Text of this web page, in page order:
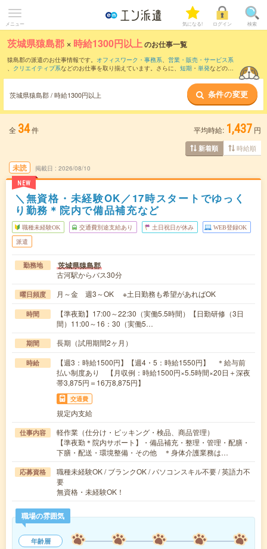
メニュー 気になる! ログイン 検索
茨城県猿島郡 × 時給1300円以上のお仕事一覧
猿島郡の派遣のお仕事情報です。 オフィスワーク・事務系、 営業・販売・サービス系
、 クリエイティブ系などのお仕事を取り揃えています。さらに、 短期 ・ 単発などの期
茨城県猿島郡 / 時給1300円以上 条件の変更
全 34件 平均時給: 1,437 円
新着順 時給順
未読
NEW
掲載日 2026/08/10
＼無資格・未経験OK／17時スタートでゆっく
り勤務＊院内で備品補充など
職種未経験OK 交通費別途支給あり 土日祝日が休み WEB登録OK
派遣
勤務地 茨城県猿島郡
古河駅からバス30分
曜日頻度 月～金 週3～OK ※土日勤務も希望があればOK
時間
【準夜勤】17:00～22:30（実働5.5時間）【日勤研修（3日
間）11:00～16：30（実働5…
期間 長期（試用期間2ヶ月）
時給
【週3：時給1500円】【週4・5：時給1550円】 ＊給与前
払い制度あり 【月収例：時給1500円×5.5時間×20日＋深夜
帯3,875円＝16万8,875円】
交通費
規定内支給
仕事内容
軽作業（仕分け・ピッキング・検品、商品管理）
【準夜勤＊院内サポート】・備品補充・整理・管理・配膳・
下膳・配送・環境整備・その他 ＊身体介護業務は…
応募資格
職種未経験OK / ブランクOK / パソコンスキル不要 / 英語力不
要
無資格・未経験OK！
職場の雰囲気
年齢層